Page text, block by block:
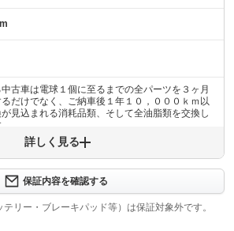
古車は電球１個に至るまでの全パーツを３ヶ月
だけでなく、ご納車後１年１０，０００ｋｍ以
見込まれる消耗品類、そして全油脂類を交換し
詳しく見る
保証内容を確認する
リー・ブレーキパッド等）は保証対象外です。